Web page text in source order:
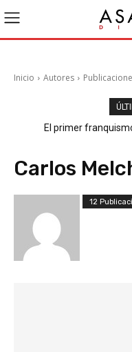
Inicio Autores
El primer franquismo
El primer franquismo
Carlos
12